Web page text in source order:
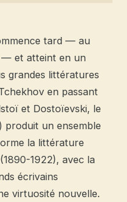
tard — au
— et atteint en un
grandes littératures
en passant
et Dostoïevski, le
produit un ensemble
la littérature
1922), avec la
écrivains
virtuosité nouvelle.